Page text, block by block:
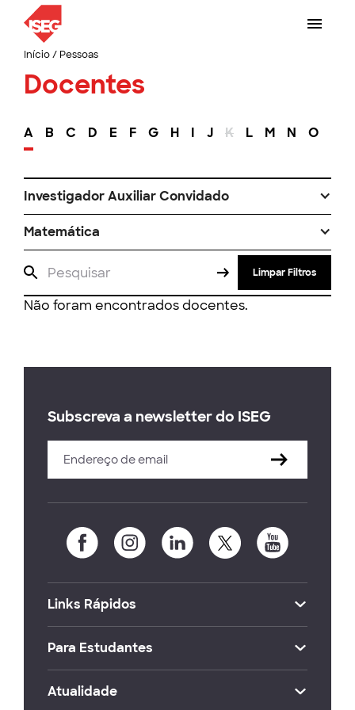
Início/ Pessoas
Docentes
A B C D E F G H I J K L M N O
Investigador Auxiliar Convidado
Matemática
Limpar Filtros
Não foram encontrados docentes.
Subscreva a newsletter do ISEG
Links Rápidos
Para Estudantes
Atualidade